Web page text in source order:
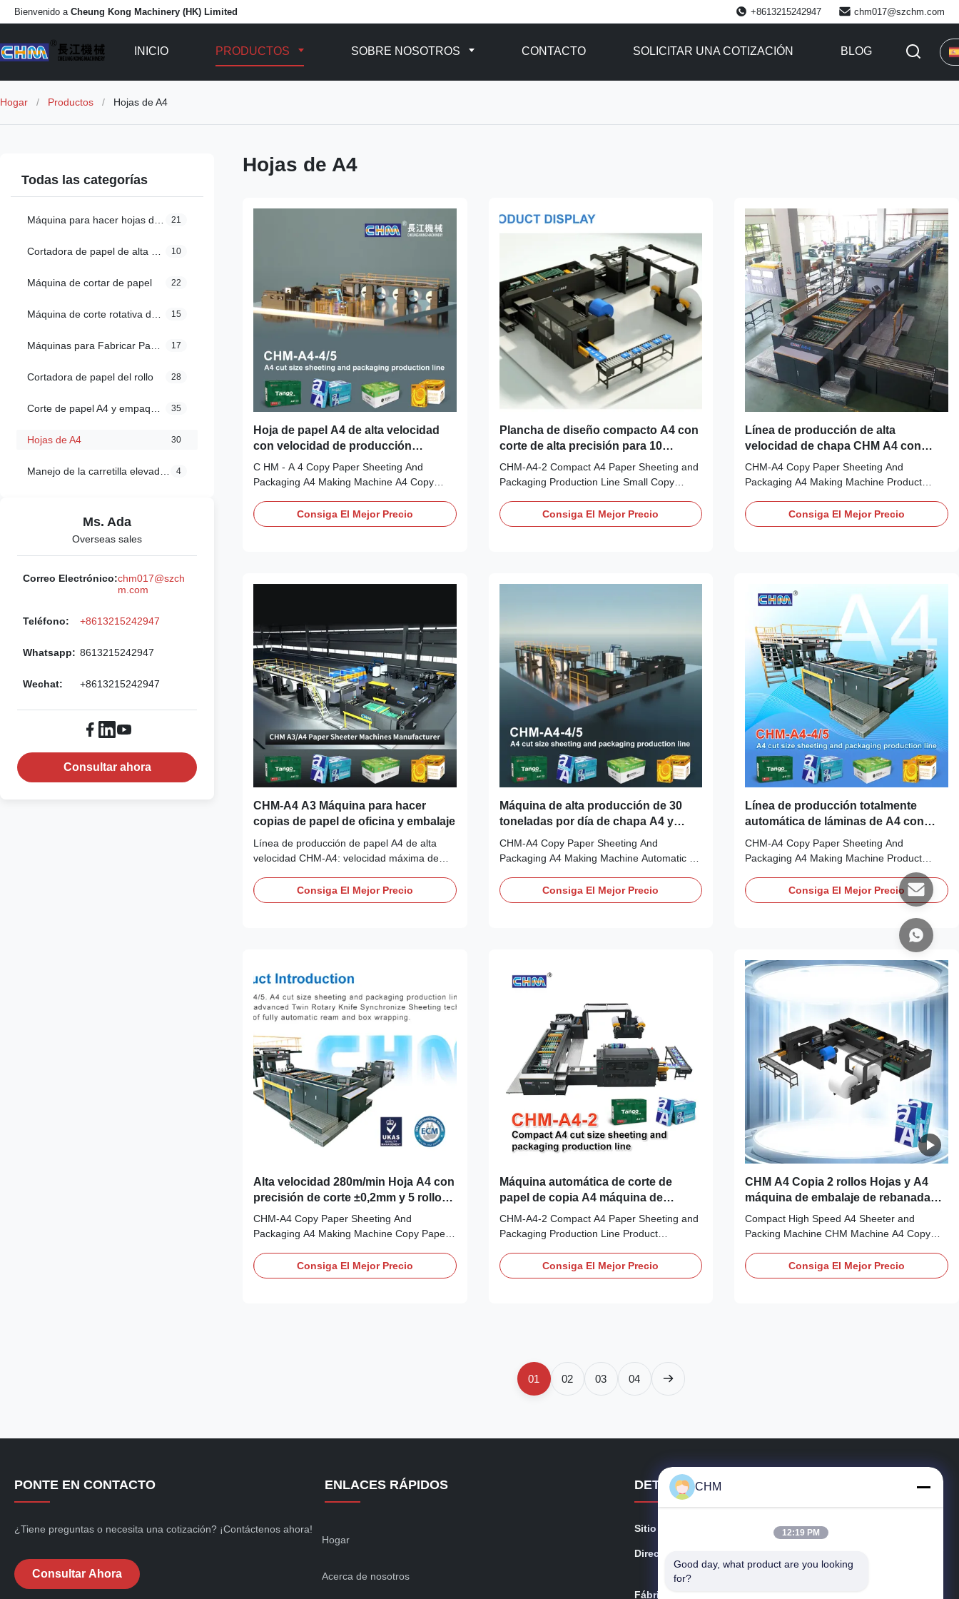
Bienvenido a Cheung Kong Machinery (HK) Limited +8613215242947 chm017@szchm.com
INICIO PRODUCTOS SOBRE NOSOTROS CONTACTO SOLICITAR UNA COTIZACIÓN BLOG
Hogar / Productos / Hojas de A4
Todas las categorías
21
10
Máquina de cortar de papel 22
15
17
Cortadora de papel del rollo 28
35
Hojas de A4 30
4
Ms. Ada
Overseas sales
Correo Electrónico:chm017@szch
m.com
Teléfono: +8613215242947
Whatsapp: 8613215242947
Wechat: +8613215242947
Consultar ahora
Hojas de A4
Hoja de papel A4 de alta velocidad
con velocidad de producción
máxima de 280 m/min y precisión de
corte de ±0,2 mm para cortar papel
C HM - A 4 Copy Paper Sheeting And
Packaging A4 Making Machine A4 Copy
Line A4 Paper Cutting And Packing Machine
Product Overview CHM-A4-4/5 high-speed
Consiga El Mejor Precio
Plancha de diseño compacto A4 con
corte de alta precisión para 10
toneladas por día Línea de
producción A4
CHM-A4-2 Compact A4 Paper Sheeting and
Packaging Production Line Small Copy
Packing Production Line A4 Paper Cutting
Machine Product Specifications Attribute
Consiga El Mejor Precio
Línea de producción de alta
velocidad de chapa CHM A4 con
velocidad máxima de 280 m/min y
precisión de corte de ±0,2 mm
CHM-A4 Copy Paper Sheeting And
Packaging A4 Making Machine Product
production line with output of 20/25/35
reams per minute, capable of 20/25/30
Consiga El Mejor Precio
CHM-A4 A3 Máquina para hacer
copias de papel de oficina y embalaje
Línea de producción de papel A4 de alta
velocidad CHM-A4: velocidad máxima de
salida de 20-35 resmas/min. Más de 19
años de I+D, automatización PLC, sistema
Consiga El Mejor Precio
Máquina de alta producción de 30
toneladas por día de chapa A4 y
embalaje con velocidad máxima de
280 m/min y precisión de corte de
CHM-A4 Copy Paper Sheeting And
Packaging A4 Making Machine Automatic A4
Machine--Alternative e.c.h Will& Bielomati A4
Paper Sheeter And Packing Machine
Consiga El Mejor Precio
Línea de producción totalmente
automática de láminas de A4 con
velocidad máxima de 280 m/min y
precisión de corte de ±0,2 mm
CHM-A4 Copy Paper Sheeting And
Packaging A4 Making Machine Product
production line with output of 20/25/35
reams per minute, capable of 20/25/30
tonnes in 8 hours. The first high double
rotray A4 copy production line was
manufactured by CHM Machinery.From
2006 to the ...
Consiga El Mejor Precio
Alta velocidad 280m/min Hoja A4 con
precisión de corte ±0,2mm y 5 rollos
de línea de producción A4 cargada
CHM-A4 Copy Paper Sheeting And
Packaging A4 Making Machine Copy Paper
Production LineA4 Size Paper Cutting And
Packing Machine Product Overview CHM-
Consiga El Mejor Precio
Máquina automática de corte de
papel de copia A4 máquina de
embalaje de papel de oficina A3 A4
CHM-A4-2 Compact A4 Paper Sheeting and
Packaging Production Line Product
Gross width 850 mm, net width 840mm
Cutting numbers 2 cutting-A4 210mm (width)
Consiga El Mejor Precio
CHM A4 Copia 2 rollos Hojas y A4
máquina de embalaje de rebanada
Producción de 200 toneladas por
mes Línea de producción de papel
Compact High Speed A4 Sheeter and
Packing Machine CHM Machine A4 Copy
The CHM-A4-2 rolls is a compact, space-
saving, high-efficiency A4 copy paper
Consiga El Mejor Precio
01 02 03 04
PONTE EN CONTACTO
¿Tiene preguntas o necesita una cotización? ¡Contáctenos ahora!
Consultar Ahora
ENLACES RÁPIDOS
Hogar
Acerca de nosotros
DETALLES DE CONTACTO
Sitio Web: chmmachinery.com
Dirección:
Sha Tsui Road, Tsuen Wan, N.T.Hong Kong
Fábrica:
CHM
12:19 PM
Good day, what product are you looking
for?